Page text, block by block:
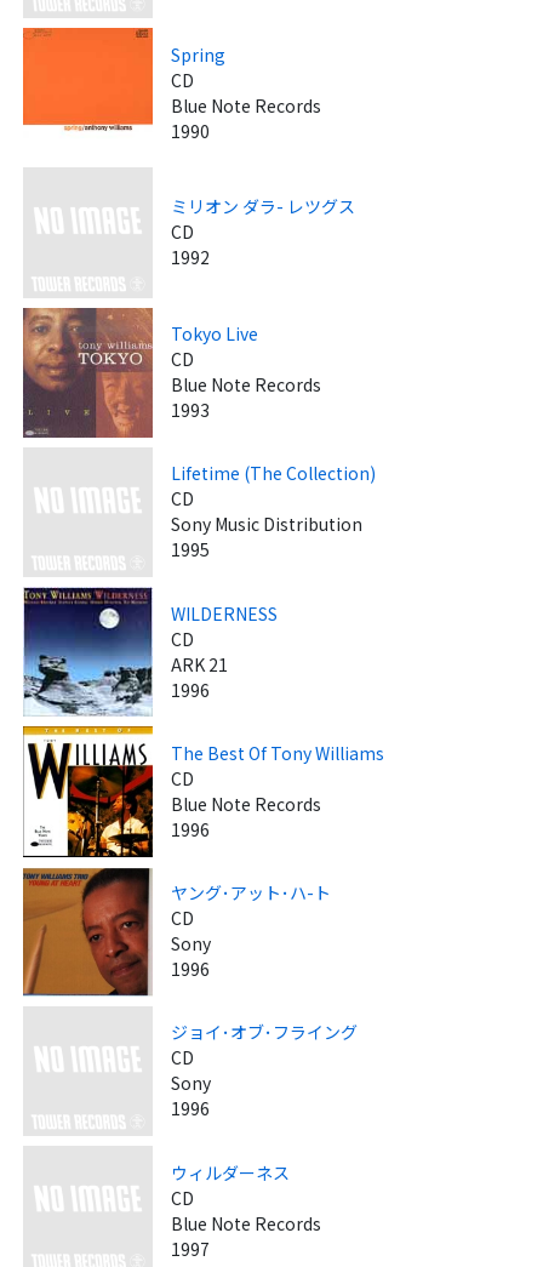
Spring
CD
Blue Note Records
1990
ミリオン ダラ- レツグス
CD
1992
Tokyo Live
CD
Blue Note Records
1993
Lifetime (The Collection)
CD
Sony Music Distribution
1995
WILDERNESS
CD
ARK 21
1996
The Best Of Tony Williams
CD
Blue Note Records
1996
ヤング･アット･ハ-ト
CD
Sony
1996
ジョイ･オブ･フライング
CD
Sony
1996
ウィルダーネス
CD
Blue Note Records
1997